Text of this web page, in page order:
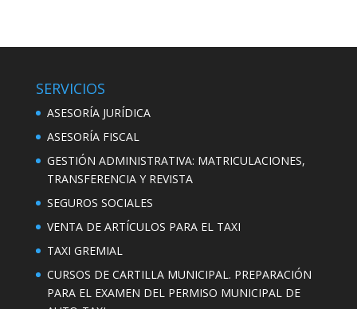
SERVICIOS
ASESORÍA JURÍDICA
ASESORÍA FISCAL
GESTIÓN ADMINISTRATIVA: MATRICULACIONES,
TRANSFERENCIA Y REVISTA
SEGUROS SOCIALES
VENTA DE ARTÍCULOS PARA EL TAXI
TAXI GREMIAL
CURSOS DE CARTILLA MUNICIPAL. PREPARACIÓN
PARA EL EXAMEN DEL PERMISO MUNICIPAL DE